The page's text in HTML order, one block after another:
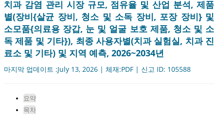
치과 감염 관리 시장 규모, 점유율 및 산업 분석, 제품
별(장비{살균 장비, 청소 및 소독 장비, 포장 장비} 및
소모품{의료용 장갑, 눈 및 얼굴 보호 제품, 청소 및 소
독 제품 및 기타}), 최종 사용자별(치과 실험실, 치과 진
료소 및 기타) 및 지역 예측, 2026~2034년
마지막 업데이트 :July 13, 2026 | 체재:PDF | 신고 ID: 105588
요약
목차